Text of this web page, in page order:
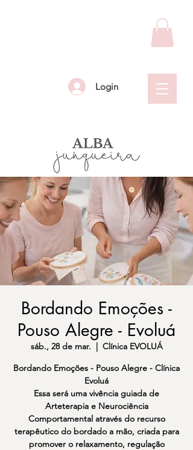
Login
Bordando Emoções -
Pouso Alegre - Evoluá
sáb., 28 de mar.
  |
Clínica EVOLUÁ
Bordando Emoções - Pouso Alegre - Clínica
Evoluá
Essa será uma vivência guiada de
Arteterapia e Neurociência
Comportamental através do recurso
terapêutico do bordado a mão, criada para
promover o relaxamento, regulação